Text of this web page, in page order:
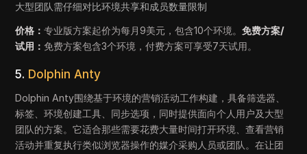
大型团队需仔细对比环境共享和成员数量限制
价格：专业版方案起价为每月9美元，包含10个环境。免费方案/
试用：免费方案包含3个环境，付费方案可享受7天试用。
5. Dolphin Anty
Dolphin Anty围绕基于环境的营销活动工作构建，具备筛选器、
标签、环境创建工具、同步选项，同时提供面向个人用户及大型
团队的方案。它适合那些需要花费大量时间打开环境、查看营销
活动并重复执行类似浏览器操作的媒介采购人员或团队。在让团